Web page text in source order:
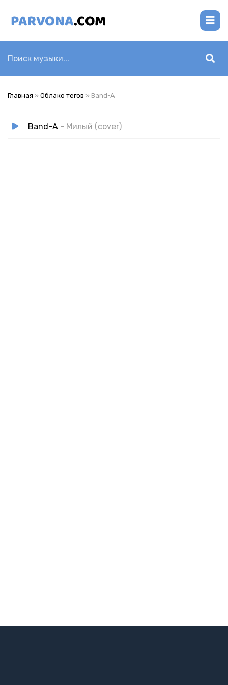
Главная » Облако тегов » Band-A
Band-A - Милый (cover)